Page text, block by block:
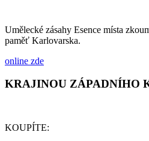
Umělecké zásahy Esence místa
paměť Karlovarska.
online zde
KRAJINOU ZÁPADNÍHO
KOUPÍTE: